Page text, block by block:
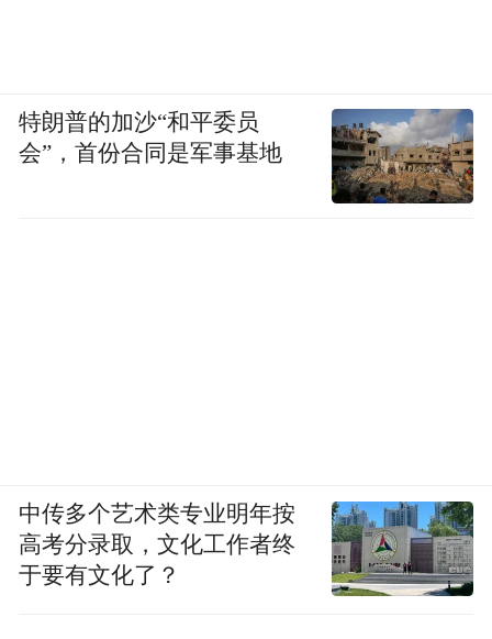
特朗普的加沙“和平委员
会”，首份合同是军事基地
中传多个艺术类专业明年按
高考分录取，文化工作者终
于要有文化了？